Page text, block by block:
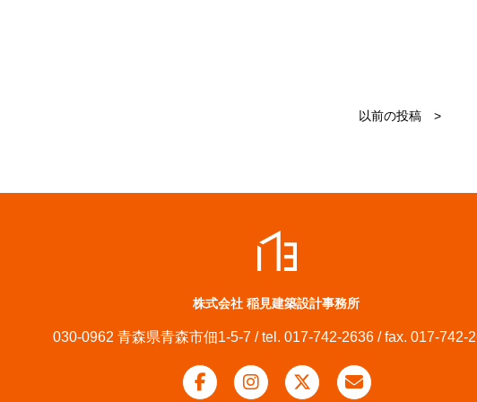
以前の投稿 >
株式会社 稲見建築設計事務所
030-0962 青森県青森市佃1-5-7 / tel. 017-742-2636 / fax. 017-742-